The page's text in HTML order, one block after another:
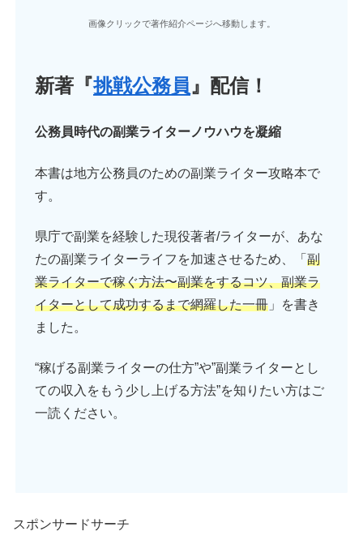
画像クリックで著作紹介ページへ移動します。
新著『挑戦公務員』配信！
公務員時代の副業ライターノウハウを凝縮
本書は地方公務員のための副業ライター攻略本で
す。
県庁で副業を経験した現役著者/ライターが、あな
たの副業ライターライフを加速させるため、「 副
業ライターで稼ぐ方法〜副業をするコツ、副業ラ
イターとして成功するまで網羅した一冊 」を書き
ました。
“稼げる副業ライターの仕方”や”副業ライターとし
ての収入をもう少し上げる方法”を知りたい方はご
一読ください。
スポンサードサーチ